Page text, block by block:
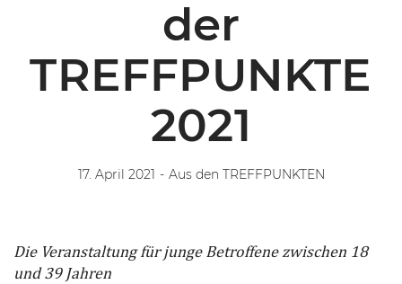
der
TREFFPUNKTE
2021
17. April 2021 - Aus den TREFFPUNKTEN
Die Veranstaltung für junge Betroffene zwischen 18
und 39 Jahren